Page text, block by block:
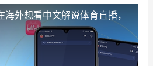
海外想看中文解说体育直播，